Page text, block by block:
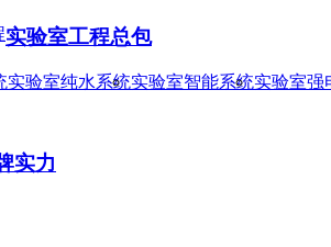
实验室工程总包
实验室纯水系统实验室智能系统实验室强
实力